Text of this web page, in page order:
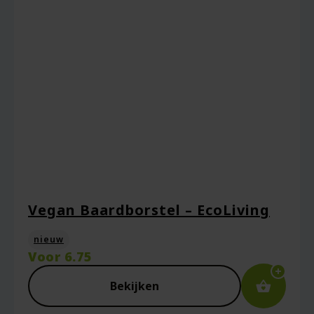
E-mail
Vegan Baardborstel – EcoLiving
nieuw
Voor 6.75
Bekijken